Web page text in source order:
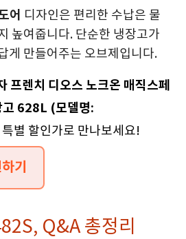
어 디자인은 편리한 수납은 물
높여줍니다. 단순한 냉장고가
게 만들어주는 오브제입니다.
프렌치 디오스 노크온 매직스페
고 628L (모델명:
특별 할인가로 만나보세요!
기
Q&A 총정리